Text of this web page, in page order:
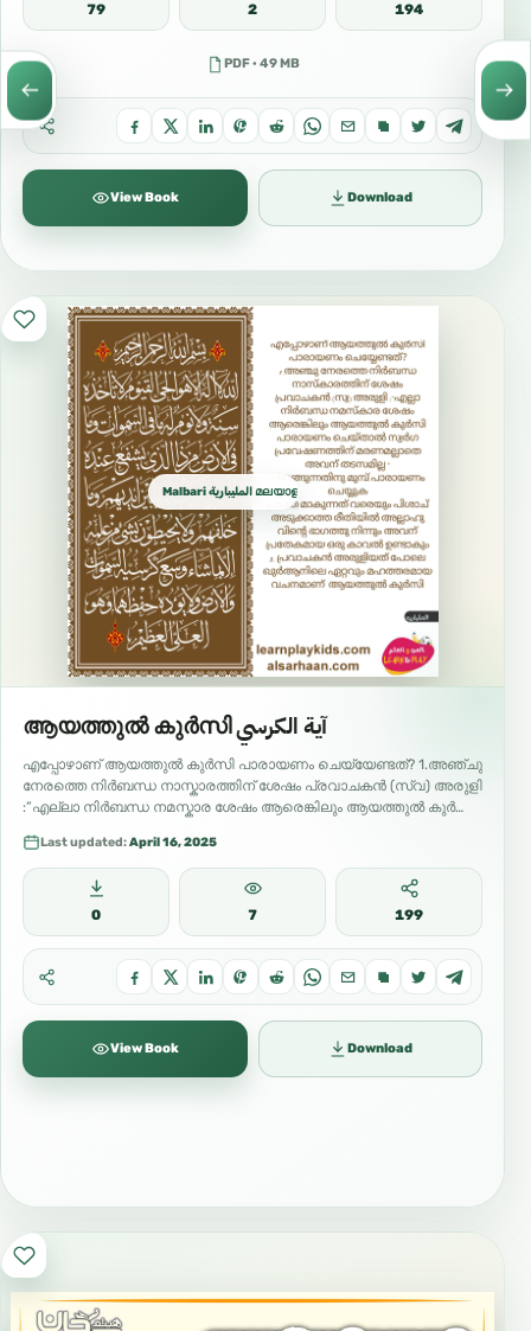
79 2 194
PDF · 49 MB
View Book Download
Malbari المليبارية മലയാളം المليالم
ആയത്തുൽ കുർസി آية الكرسي
എപ്പോഴാണ് ആയത്തുൽ കുർസി പാരായണം ചെയ്യേണ്ടത്? 1.അഞ്ചു
നേരത്തെ നിർബന്ധ നാസ്കാരത്തിന് ശേഷം പ്രവാചകൻ (സ്വ) അരുളി
:”എല്ലാ നിർബന്ധ നമസ്കാര ശേഷം ആരെങ്കിലും ആയത്തുൽ കുർസി
Last updated:April 16, 2025
0 7 199
View Book Download